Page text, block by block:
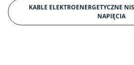
KABLE ELEKTROENERGETYCZNE
NAPIĘCIA